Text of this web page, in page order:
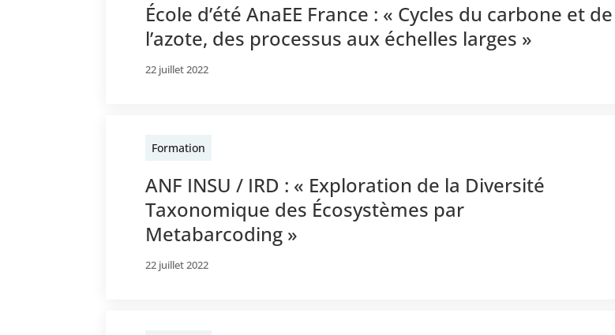
École d’été AnaEE France : « Cycles du carbone et de
l’azote, des processus aux échelles larges »
22 juillet 2022
Formation
ANF INSU / IRD : « Exploration de la Diversité
Taxonomique des Écosystèmes par
Metabarcoding »
22 juillet 2022